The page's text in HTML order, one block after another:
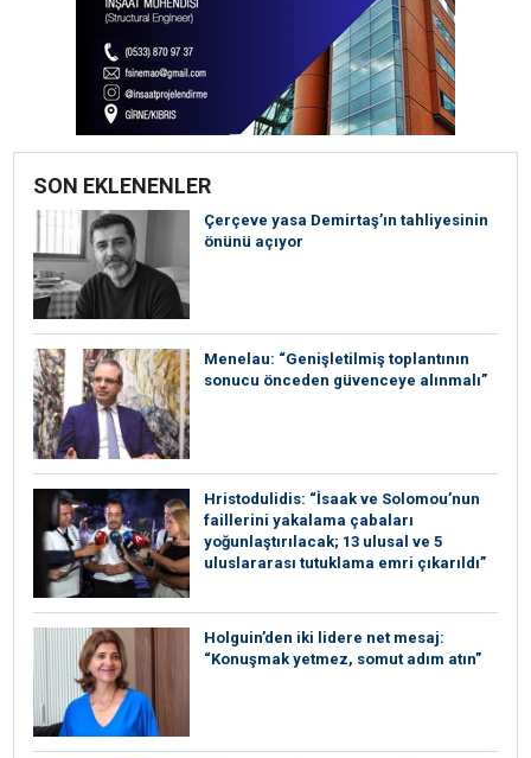
SON EKLENENLER
Çerçeve yasa Demirtaş’ın tahliyesinin
önünü açıyor
Menelau: “Genişletilmiş toplantının
sonucu önceden güvenceye alınmalı”
Hristodulidis: “İsaak ve Solomou’nun
faillerini yakalama çabaları
yoğunlaştırılacak; 13 ulusal ve 5
uluslararası tutuklama emri çıkarıldı”
Holguin’den iki lidere net mesaj:
“Konuşmak yetmez, somut adım atın”